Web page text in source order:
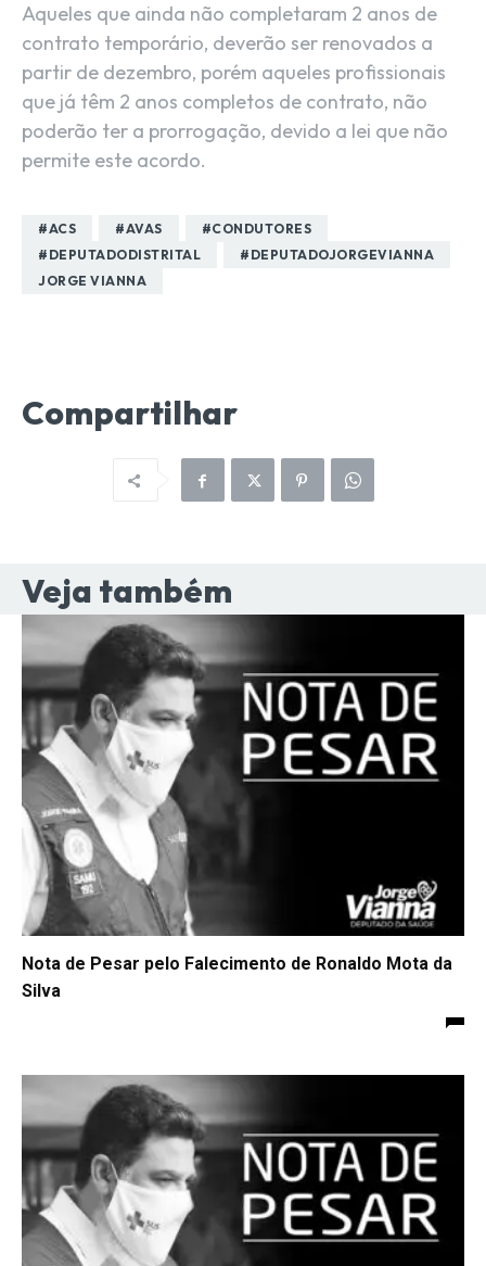
Aqueles que ainda não completaram 2 anos de
contrato temporário, deverão ser renovados a
partir de dezembro, porém aqueles profissionais
que já têm 2 anos completos de contrato, não
poderão ter a prorrogação, devido a lei que não
permite este acordo.
#ACS #AVAS
#CONDUTORES
#DEPUTADODISTRITAL
#DEPUTADOJORGEVIANNA
JORGE VIANNA
Compartilhar
Veja também
Nota de Pesar pelo Falecimento de Ronaldo Mota da
Silva